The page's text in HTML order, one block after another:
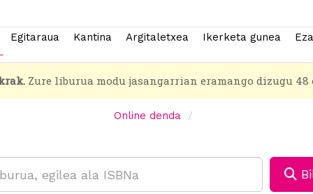
Egitaraua Kantina Argitaletxea Ikerketa gunea
Zure liburua modu jasangarrian eramango dizugu 48
Online denda